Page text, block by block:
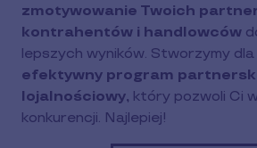
zmotywowanie Twoich
kontrahentów i handlowców
lepszych wyników. Stworzymy
efektywny program
lojalnościowy, który pozwoli Ci
konkurencji. Najlepiej!